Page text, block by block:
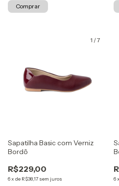
Comprar
1 /7
Sapatilha Basic com Verniz
Bordô
R$229,00
6x de R$38,17 sem juros 6x